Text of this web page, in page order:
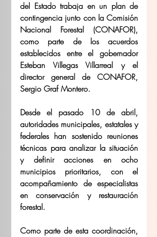
del Estado trabaja en un plan de
contingencia junto con la Comisión
Nacional Forestal (CONAFOR),
como parte de los acuerdos
establecidos entre el gobernador
Esteban Villegas Villarreal y el
director general de CONAFOR,
Sergio Graf Montero.
Desde el pasado 10 de abril,
autoridades municipales, estatales y
federales han sostenido reuniones
técnicas para analizar la situación
y definir acciones en ocho
municipios prioritarios, con el
acompañamiento de especialistas
en conservación y restauración
forestal.
Como parte de esta coordinación,